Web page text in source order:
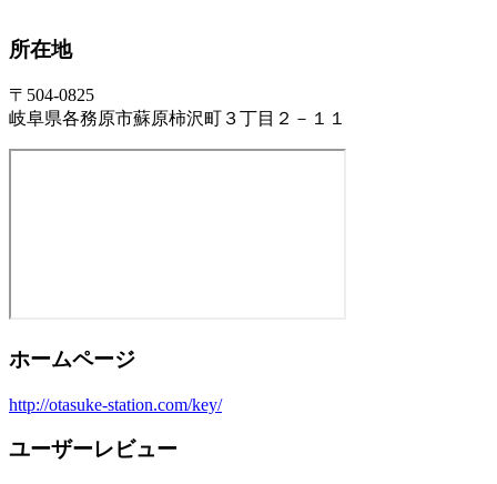
所在地
〒504-0825
岐阜県各務原市蘇原柿沢町３丁目２－１１
ホームページ
http://otasuke-station.com/key/
ユーザーレビュー